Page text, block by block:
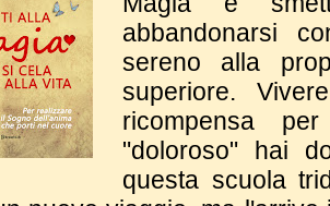
abbandonarsi
sereno alla
superiore.
ricompensa
"doloroso" hai
questa scuola